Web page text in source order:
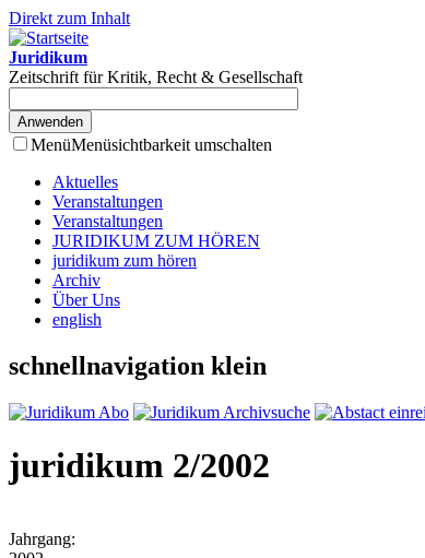
Direkt zum Inhalt
Juridikum
Zeitschrift für Kritik, Recht & Gesellschaft
MenüMenüsichtbarkeit umschalten
Aktuelles
Veranstaltungen
Veranstaltungen
JURIDIKUM ZUM HÖREN
juridikum zum hören
Archiv
Über Uns
english
schnellnavigation klein
juridikum 2/2002
Jahrgang: